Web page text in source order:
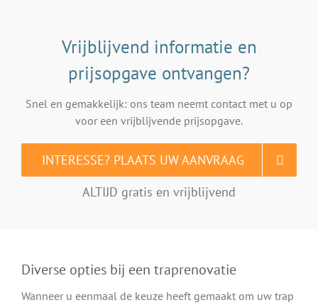
Vrijblijvend informatie en
prijsopgave ontvangen?
Snel en gemakkelijk: ons team neemt contact met u op
voor een vrijblijvende prijsopgave.
INTERESSE? PLAATS UW AANVRAAG
ALTIJD gratis en vrijblijvend
Diverse opties bij een traprenovatie
Wanneer u eenmaal de keuze heeft gemaakt om uw trap